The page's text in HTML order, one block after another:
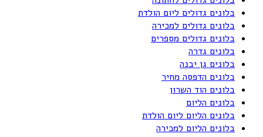
בלונים גדולים ליום הולדת
בלונים גדולים למכירה
בלונים גדולים מספרים
בלונים גדרה
בלונים גן יבנה
בלונים הדפסה מחיר
בלונים הוד השרון
בלונים הליום
בלונים הליום ליום הולדת
בלונים הליום למכירה